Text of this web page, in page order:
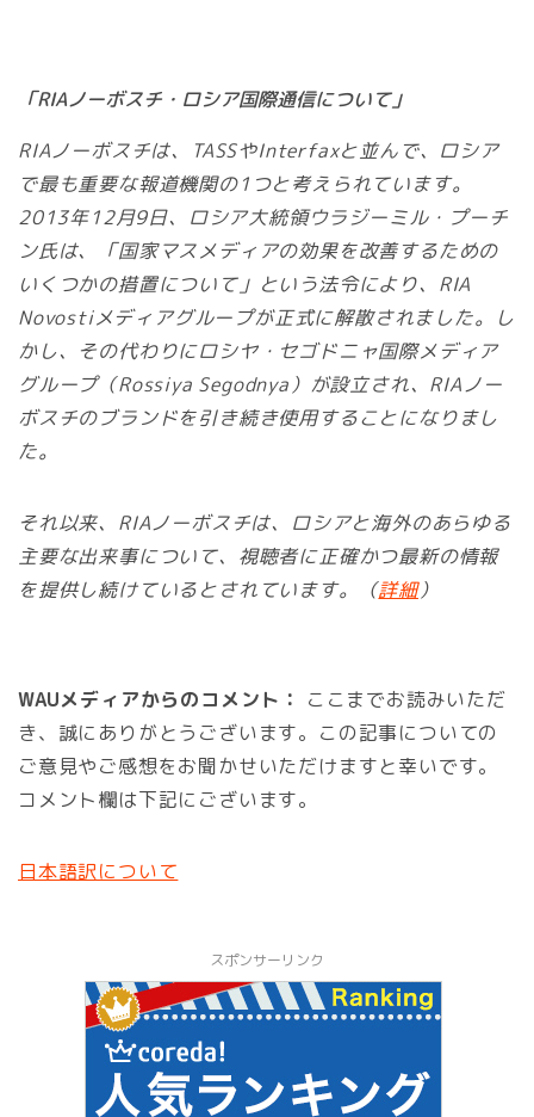
「RIAノーボスチ・ロシア国際通信について」
RIAノーボスチは、TASSやInterfaxと並んで、ロシア
で最も重要な報道機関の1つと考えられています。
2013年12月9日、ロシア大統領ウラジーミル・プーチ
ン氏は、「国家マスメディアの効果を改善するための
いくつかの措置について」という法令により、RIA
Novostiメディアグループが正式に解散されました。し
かし、その代わりにロシヤ・セゴドニャ国際メディア
グループ（Rossiya Segodnya）が設立され、RIAノー
ボスチのブランドを引き続き使用することになりまし
た。
それ以来、RIAノーボスチは、ロシアと海外のあらゆる
主要な出来事について、視聴者に正確かつ最新の情報
を提供し続けているとされています。（詳細）
WAUメディアからのコメント：
ここまでお読みいただ
き、誠にありがとうございます。この記事についての
ご意見やご感想をお聞かせいただけますと幸いです。
コメント欄は下記にございます。
日本語訳について
スポンサーリンク